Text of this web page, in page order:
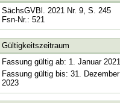
SächsGVBl. 2021 Nr. 9, S. 245
Fsn-Nr.: 521
Gültigkeitszeitraum
Fassung gültig ab: 1. Januar 2021
Fassung gültig bis: 31. Dezember
2023